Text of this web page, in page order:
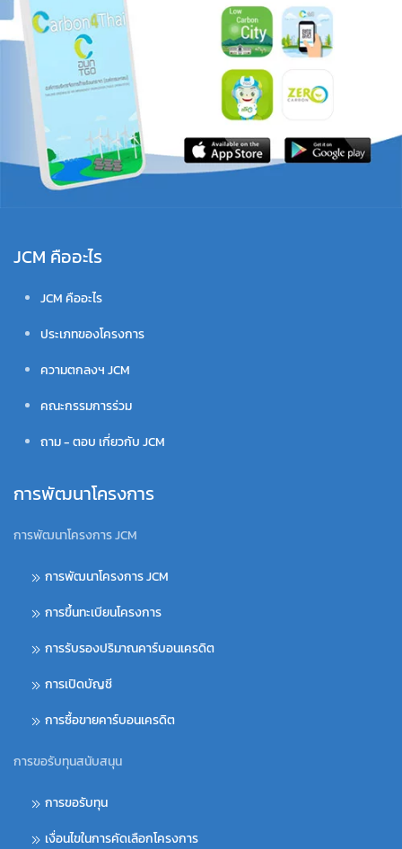
JCM คืออะไร
JCM คืออะไร
ประเภทของโครงการ
ความตกลงฯ JCM
คณะกรรมการร่วม
ถาม - ตอบ เกี่ยวกับ JCM
การพัฒนาโครงการ
การพัฒนาโครงการ JCM
การพัฒนาโครงการ JCM
การขึ้นทะเบียนโครงการ
การรับรองปริมาณคาร์บอนเครดิต
การเปิดบัญชี
การซื้อขายคาร์บอนเครดิต
การขอรับทุนสนับสนุน
การขอรับทุน
เงื่อนไขในการคัดเลือกโครงการ